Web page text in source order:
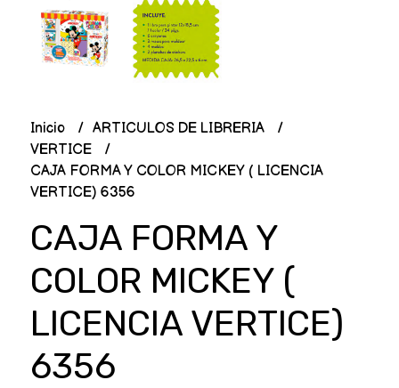
Inicio
ARTICULOS DE LIBRERIA
VERTICE
CAJA FORMA Y COLOR MICKEY ( LICENCIA
VERTICE) 6356
CAJA FORMA Y
COLOR MICKEY (
LICENCIA VERTICE)
6356